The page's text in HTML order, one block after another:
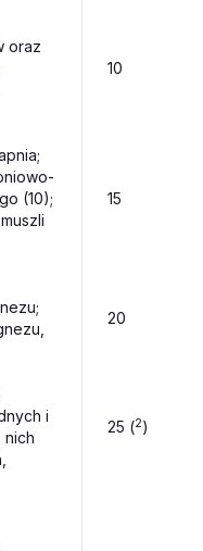
oraz
10
(10);
15
20
i
nich
25 (2)